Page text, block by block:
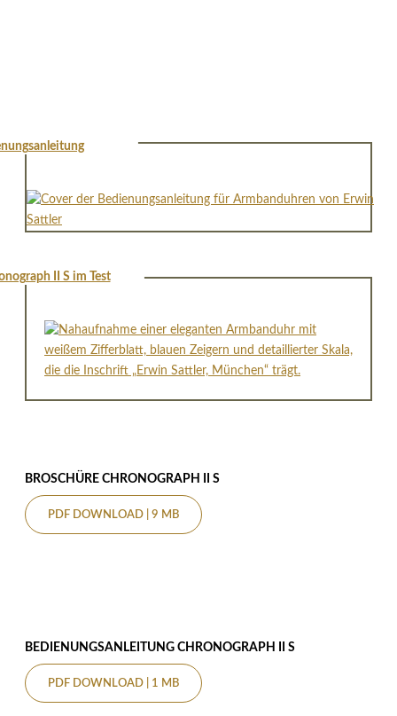
II S im Test
BROSCHÜRE CHRONOGRAPH II S
PDF DOWNLOAD | 9 MB
BEDIENUNGSANLEITUNG CHRONOGRAPH II S
PDF DOWNLOAD | 1 MB